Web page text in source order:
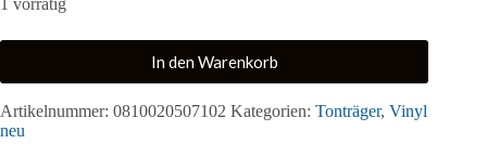
In den Warenkorb
Artikelnummer: 0810020507102 Kategorien: Tonträger, Vinyl
neu